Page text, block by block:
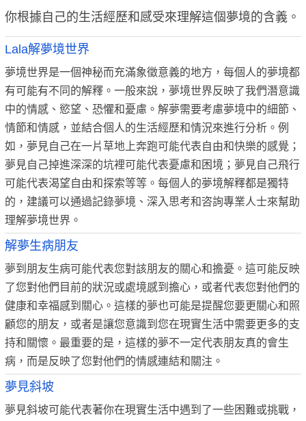
你根據自己的生活經歷和感受來理解這個夢境的含義。
Lala解夢境世界
夢境世界是一個神秘而充滿象徵意義的地方，每個人的夢境都
有可能有不同的解釋。一般來說，夢境世界反映了我們潛意識
中的情感、慾望、恐懼和憂慮。解夢需要考慮夢境中的細節、
情節和情感，並結合個人的生活經歷和情況來進行分析。例
如，夢見自己在一片草地上奔跑可能代表自由和快樂的感覺；
夢見自己掉進深深的坑裡可能代表憂慮和困境；夢見自己飛行
可能代表渴望自由和探索等等。每個人的夢境解釋都是獨特
的，建議可以通過記錄夢境、深入思考和咨詢專業人士來幫助
理解夢境世界。
解夢生病朋友
夢到朋友生病可能代表您對該朋友的關心和擔憂。這可能反映
了您對他們目前的狀況或處境感到擔心，或者代表您對他們的
健康和幸福感到關心。這樣的夢也可能是提醒您要更關心和照
顧您的朋友，或者是讓您意識到您在現實生活中需要更多的支
持和關懷。最重要的是，這樣的夢不一定代表朋友真的會生
病，而是反映了您對他們的情感連結和關注。
夢見斜坡
夢見斜坡可能代表著你在現實生活中遇到了一些困難或挑戰，